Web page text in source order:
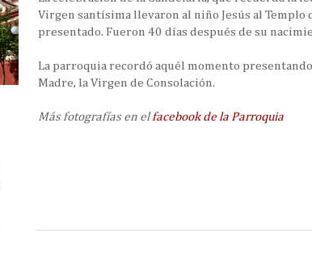
Virgen santísima llevaron al niño Jesús al Templo
presentado. Fueron 40 días después de su
La parroquia recordó aquél momento
Madre, la Virgen de Consolación.
Más fotografías en elfacebook de la Parroquia